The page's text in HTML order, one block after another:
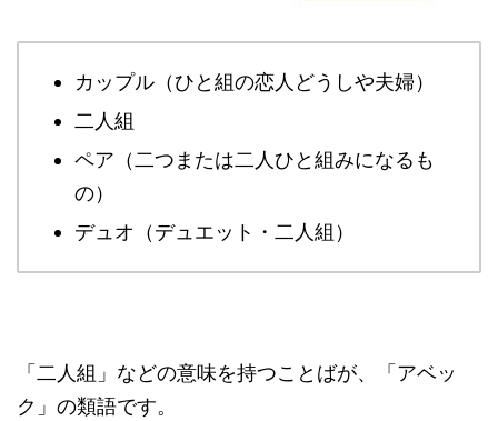
カップル（ひと組の恋人どうしや夫婦）
二人組
ペア（二つまたは二人ひと組みになるも
の）
デュオ（デュエット・二人組）
「二人組」などの意味を持つことばが、「アベッ
ク」の類語です。